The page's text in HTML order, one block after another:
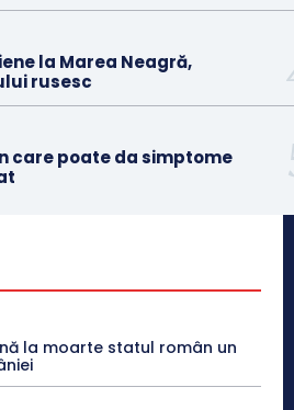
la Marea Neagră,
rusesc
care poate da simptome
la moarte statul român un